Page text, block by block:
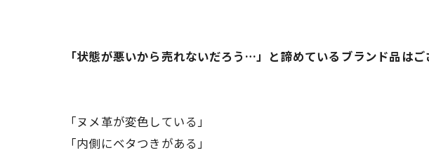
「状態が悪いから売れないだろう…」と諦めているブランド品はご
「ヌメ革が変色している」
「内側にベタつきがある」